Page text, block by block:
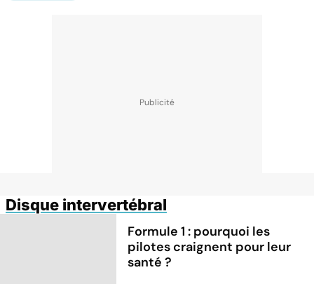
Disque intervertébral
Formule 1 : pourquoi les
pilotes craignent pour leur
santé ?